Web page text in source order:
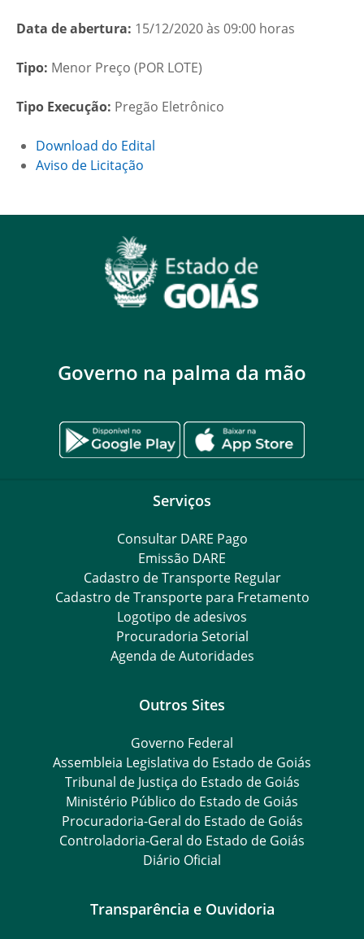
Data de abertura: 15/12/2020 às 09:00 horas
Tipo: Menor Preço (POR LOTE)
Tipo Execução: Pregão Eletrônico
Download do Edital
Aviso de Licitação
Governo na palma da mão
Serviços
Consultar DARE Pago
Emissão DARE
Cadastro de Transporte Regular
Cadastro de Transporte para Fretamento
Logotipo de adesivos
Procuradoria Setorial
Agenda de Autoridades
Outros Sites
Governo Federal
Assembleia Legislativa do Estado de Goiás
Tribunal de Justiça do Estado de Goiás
Ministério Público do Estado de Goiás
Procuradoria-Geral do Estado de Goiás
Controladoria-Geral do Estado de Goiás
Diário Oficial
Transparência e Ouvidoria